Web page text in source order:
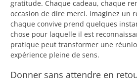
gratitude. Chaque cadeau, chaque
occasion de dire merci. Imaginez un
chaque convive prend quelques
chose pour laquelle il est
pratique peut transformer une
expérience pleine de sens.
Donner sans attendre en